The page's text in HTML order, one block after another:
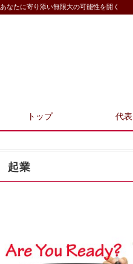
あなたに寄り添い無限大の可能性を開く
トップ 代
起業